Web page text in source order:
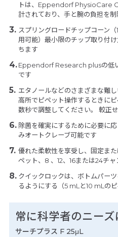
トは、Eppendorf PhysioCare
計されており、手と腕の負担を制
スプリングロードチップコーン
用可能）最小限のチップ取り付
ちます
Eppendorf Research plusの低
です
エタノールなどのさまざまな難
高所でピペット操作するときに
数秒で調整してください。 較正
除菌を確実にするために必要に
みオートクレーブ可能です
優れた柔軟性を享受し、固定ま
ペット、8 、12、16または24チャ
クイックロックは、ボトムパー
るようにする（5 mLと10 mLの
常に科学者のニー
サーチプラス F 25μL